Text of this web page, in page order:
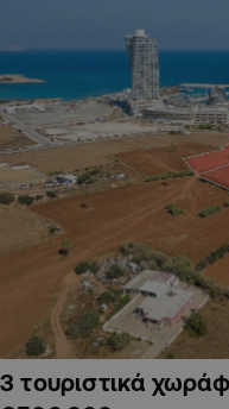
3 τουριστικά